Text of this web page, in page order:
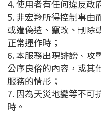
4. 使用者有任何違反政
5. 非宏羚所得控制事由
或遭偽造、竄改、刪除
正常運作時；
6. 本服務出現誹謗、攻
公序良俗的內容，或其
服務的情形；
7. 因為天災地變等不可
時。